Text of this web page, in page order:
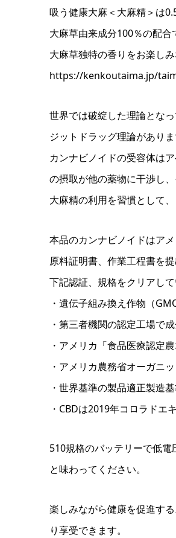
吸う健康大麻＜大麻精＞は
大麻草由来成分100％の配合
大麻草独特の香りをお楽し
https://kenkoutaima.jp/
世界では破綻した理論とな
ジットドラッグ理論がありま
カンナビノイドの受容体は
の摂取が他の薬物に干渉し
大麻精の利用を習慣として
本品のカンナビノイドはア
原料証明書、作業工程書を提
下記認証、規格をクリアして
・遺伝子組み換え作物（
・第三者機関の認定工場で
・アメリカ「食品医療認定農
・アメリカ農務省オーガニ
・世界基準の製品適正製造
・CBDは2019年コロラドエ
510規格のバッテリーで低
と味わってください。
楽しみながら健康を促進す
り享受できます。